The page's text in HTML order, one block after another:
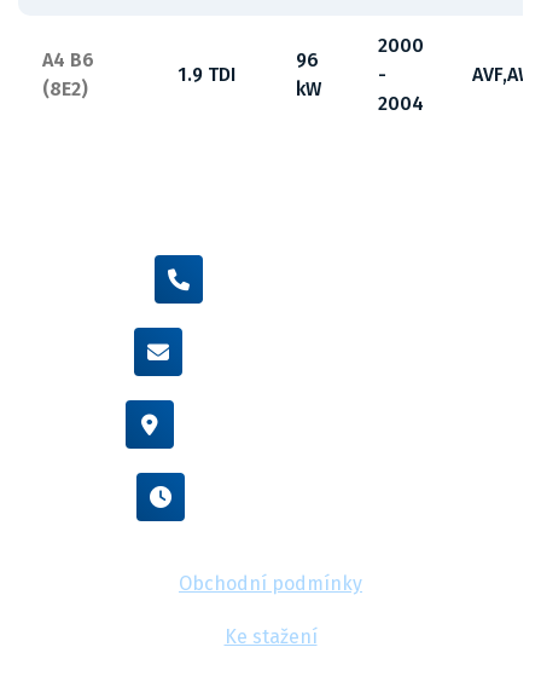
A4 B6
(8E2)
1.9 TDI
96
kW
2000
-
2004
Obchodní podmínky
Ke stažení